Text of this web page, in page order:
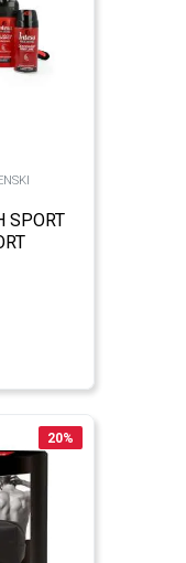
SPORT
20%